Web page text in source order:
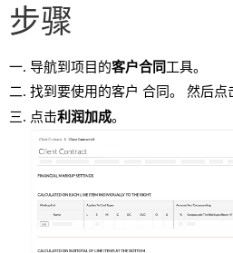
步骤
导航到项目的客户合同工具。
找到要使用的客户 合同。 然后点
点击利润加成。